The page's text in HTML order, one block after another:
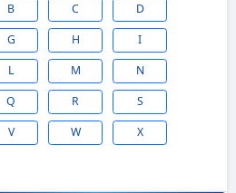
B C
D
G H
I
L M
N
Q R
S
V W
X